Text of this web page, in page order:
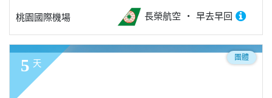
桃園國際機場 長榮航空 早去早回
5 天
團體